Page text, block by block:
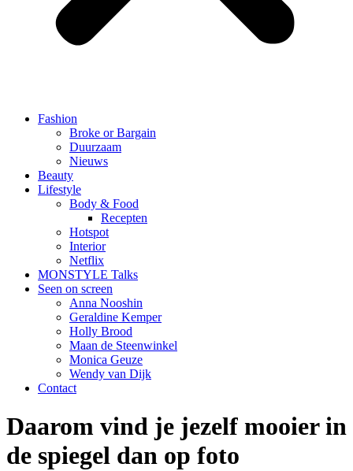
Fashion
Broke or Bargain
Duurzaam
Nieuws
Beauty
Lifestyle
Body & Food
Recepten
Hotspot
Interior
Netflix
MONSTYLE Talks
Seen on screen
Anna Nooshin
Geraldine Kemper
Holly Brood
Maan de Steenwinkel
Monica Geuze
Wendy van Dijk
Contact
Daarom vind je jezelf mooier in
de spiegel dan op foto